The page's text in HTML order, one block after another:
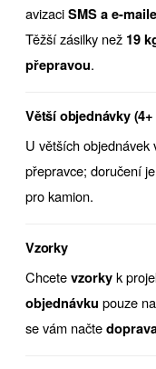
avizaciSMS a e-
Těžší zásilky než 19
přepravou.
Větší objednávky
U větších
přepravce; doručení
pro kamion.
Vzorky
Chcetevzorkyk
objednávku pouze
se vám načte